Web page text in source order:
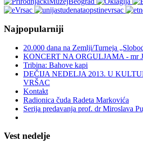
Najpopularniji
20.000 dana na Zemlji/Turneja
KONCERT NA ORGULJAMA - mr
Tribina: Bahove kapi
DEČIJA NEDELJA 2013. U
VRŠAC
Kontakt
Radionica čuda Radeta Markovića
Serija predavanja prof. dr Miroslava
Vest nedelje